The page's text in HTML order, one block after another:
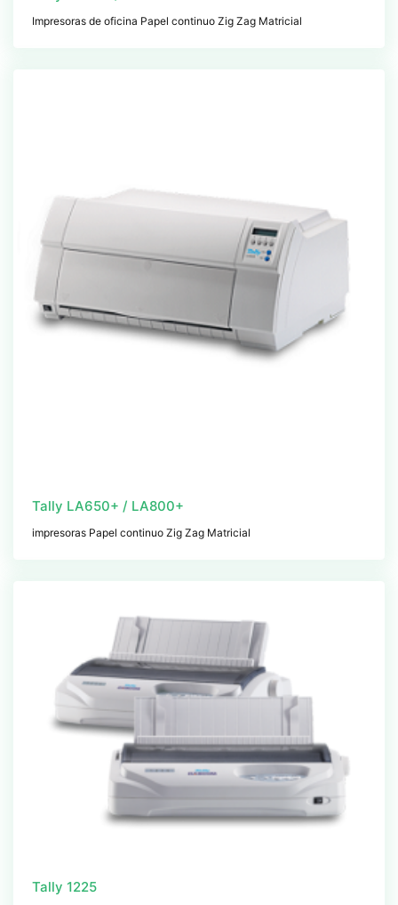
Impresoras de oficina Papel continuo Zig Zag Matricial
Tally LA650+ / LA800+
impresoras Papel continuo Zig Zag Matricial
Tally 1225